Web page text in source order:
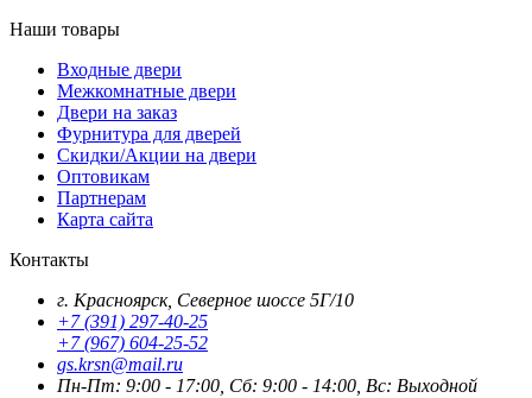
Наши товары
Входные двери
Межкомнатные двери
Двери на заказ
Фурнитура для дверей
Скидки/Акции на двери
Оптовикам
Партнерам
Карта сайта
Контакты
г. Красноярск, Северное шоссе 5Г/10
+7 (391) 297-40-25
+7 (967) 604-25-52
gs.krsn@mail.ru
Пн-Пт: 9:00 - 17:00, Сб: 9:00 - 14:00, Вс: Выходной